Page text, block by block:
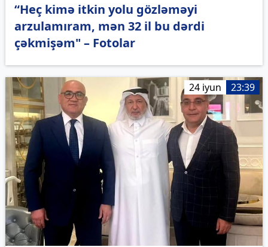
“Heç kimə itkin yolu gözləməyi
arzulamıram, mən 32 il bu dərdi
çəkmişəm" – Fotolar
24 iyun 23:39